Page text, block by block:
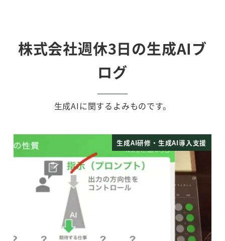
株式会社週休3日の生成AIブ
ログ
生成AIに関するよみものです。
生成AI研修・生成AI導入支援